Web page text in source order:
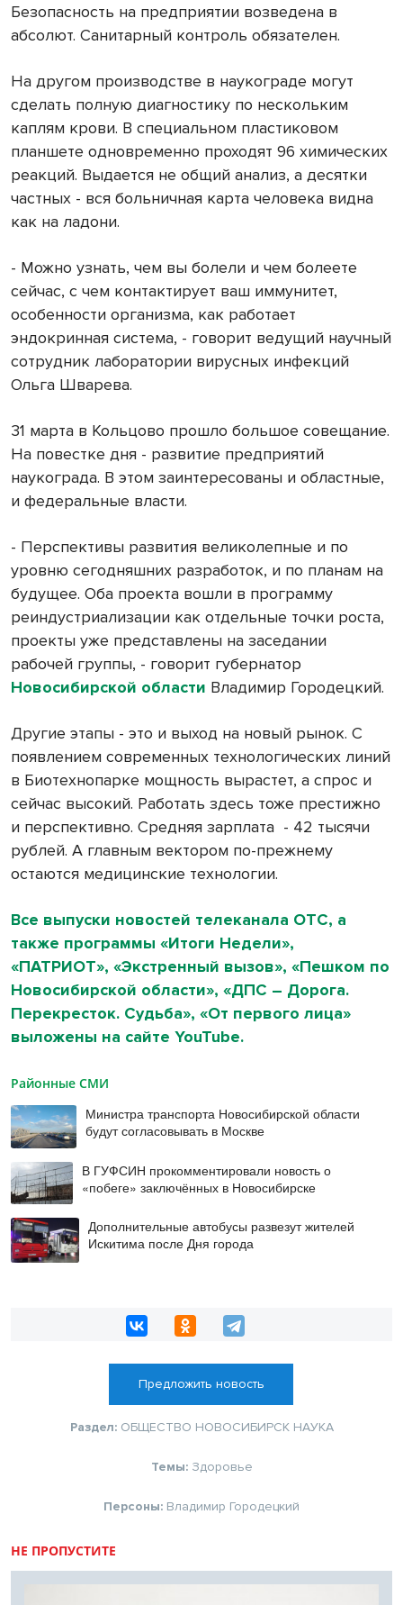
Безопасность на предприятии возведена в
абсолют. Санитарный контроль обязателен.
На другом производстве в наукограде могут
сделать полную диагностику по нескольким
каплям крови. В специальном пластиковом
планшете одновременно проходят 96 химических
реакций. Выдается не общий анализ, а десятки
частных - вся больничная карта человека видна
как на ладони.
- Можно узнать, чем вы болели и чем болеете
сейчас, с чем контактирует ваш иммунитет,
особенности организма, как работает
эндокринная система, - говорит ведущий научный
сотрудник лаборатории вирусных инфекций
Ольга Шварева.
31 марта в Кольцово прошло большое совещание.
На повестке дня - развитие предприятий
наукограда. В этом заинтересованы и областные,
и федеральные власти.
- Перспективы развития великолепные и по
уровню сегодняшних разработок, и по планам на
будущее. Оба проекта вошли в программу
реиндустриализации как отдельные точки роста,
проекты уже представлены на заседании
рабочей группы, - говорит губернатор
Новосибирской области Владимир Городецкий.
Другие этапы - это и выход на новый рынок. С
появлением современных технологических линий
в Биотехнопарке мощность вырастет, а спрос и
сейчас высокий. Работать здесь тоже престижно
и перспективно. Средняя зарплата - 42 тысячи
рублей. А главным вектором по-прежнему
остаются медицинские технологии.
Все выпуски новостей телеканала ОТС, а
также программы «Итоги Недели»,
«ПАТРИОТ», «Экстренный вызов», «Пешком по
Новосибирской области», «ДПС – Дорога.
Перекресток. Судьба», «От первого лица»
выложены на сайте YouTube.
Районные СМИ
Министра транспорта Новосибирской области
будут согласовывать в Москве
В ГУФСИН прокомментировали новость о
«побеге» заключённых в Новосибирске
Дополнительные автобусы развезут жителей
Искитима после Дня города
Предложить новость
Раздел: ОБЩЕСТВО НОВОСИБИРСК НАУКА
Темы: Здоровье
Персоны: Владимир Городецкий
НЕ ПРОПУСТИТЕ